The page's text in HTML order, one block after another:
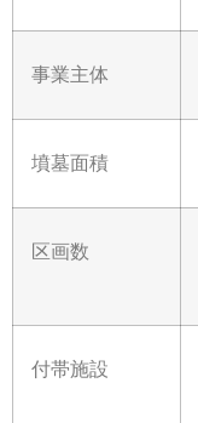
事業主体
墳墓面積
区画数
付帯施設